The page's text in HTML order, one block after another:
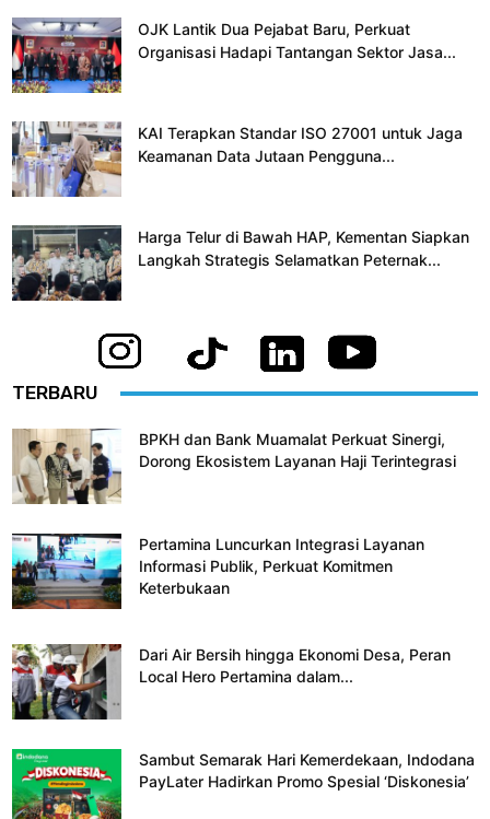
OJK Lantik Dua Pejabat Baru, Perkuat
Organisasi Hadapi Tantangan Sektor Jasa...
KAI Terapkan Standar ISO 27001 untuk Jaga
Keamanan Data Jutaan Pengguna...
Harga Telur di Bawah HAP, Kementan Siapkan
Langkah Strategis Selamatkan Peternak...
TERBARU
BPKH dan Bank Muamalat Perkuat Sinergi,
Dorong Ekosistem Layanan Haji Terintegrasi
Pertamina Luncurkan Integrasi Layanan
Informasi Publik, Perkuat Komitmen
Keterbukaan
Dari Air Bersih hingga Ekonomi Desa, Peran
Local Hero Pertamina dalam...
Sambut Semarak Hari Kemerdekaan, Indodana
PayLater Hadirkan Promo Spesial ‘Diskonesia’